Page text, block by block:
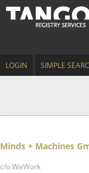
LOGIN SIMPLE
Minds + Machines
c/o WeWork